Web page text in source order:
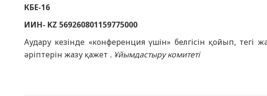
КБЕ-16
ИИН- KZ 569260801159775000
Аудару кезінде «конференция үшін» белгісін қойып, тегі
әріптерін жазу қажет . Ұйымдастыру комитеті